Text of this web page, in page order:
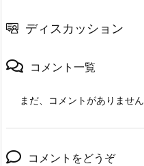
ディスカッション
コメント一覧
まだ、コメントがありません
コメントをどうぞ